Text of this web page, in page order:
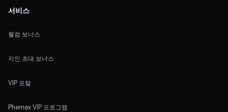
서비스
웰컴 보너스
지인 초대 보너스
VIP 포털
Phemex VIP 프로그램